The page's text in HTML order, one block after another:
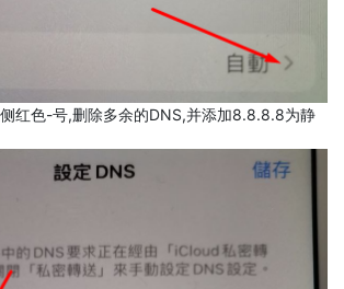
红色-号,删除多余的DNS,并添加8.8.8.8为静